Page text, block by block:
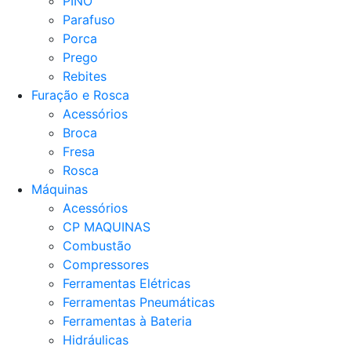
Parafuso
Porca
Prego
Rebites
Furação e Rosca
Acessórios
Broca
Fresa
Rosca
Máquinas
Acessórios
CP MAQUINAS
Combustão
Compressores
Ferramentas Elétricas
Ferramentas Pneumáticas
Ferramentas à Bateria
Hidráulicas